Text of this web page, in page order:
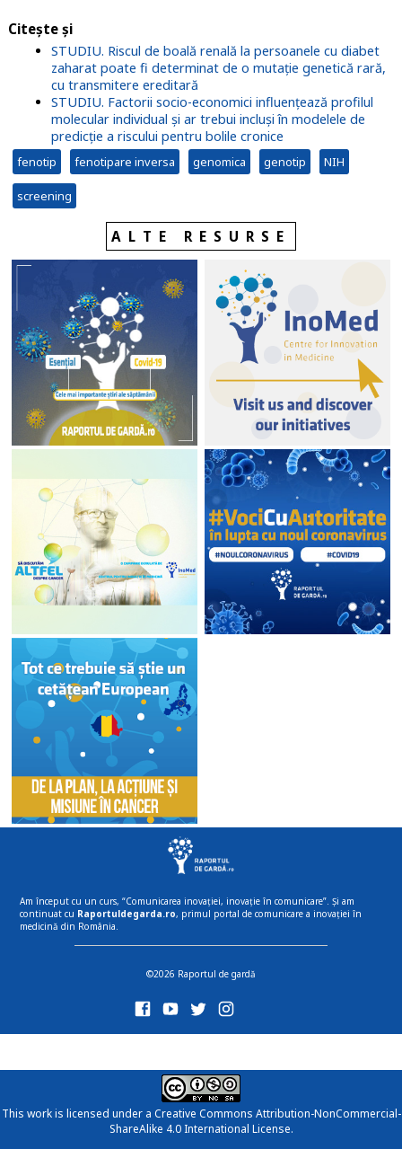
Citește și
STUDIU. Riscul de boală renală la persoanele cu diabet
zaharat poate fi determinat de o mutație genetică rară,
cu transmitere ereditară
STUDIU. Factorii socio-economici influențează profilul
molecular individual și ar trebui incluși în modelele de
predicție a riscului pentru bolile cronice
fenotip fenotipare inversa genomica genotip NIH
screening
ALTE RESURSE
Am început cu un curs, “Comunicarea inovației, inovație în comunicare”. Și am
continuat cu Raportuldegarda.ro, primul portal de comunicare a inovației în
medicină din România.
©2026 Raportul de gardă
This work is licensed under a Creative Commons Attribution-NonCommercial-
ShareAlike 4.0 International License.